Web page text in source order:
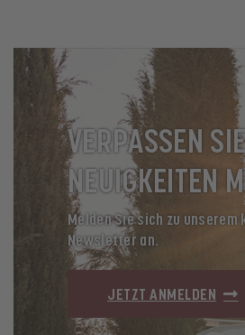
VERPASSEN
NEUIGKEITEN
Melden Sie sich zu
Newsletter an.
JETZT ANMELDEN